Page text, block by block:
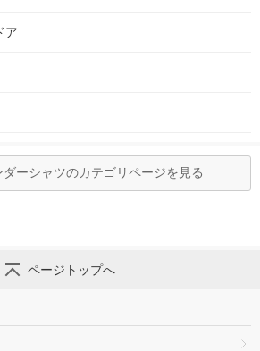
ア
ーシャツのカテゴリページを見る
ページトップへ